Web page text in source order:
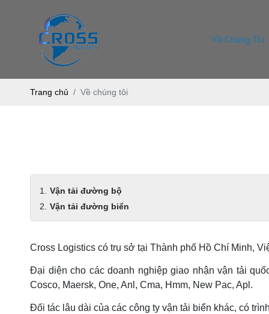
Về Chúng Tôi
Trang chủ Về chúng tôi
Vận tải đường bộ
Vận tải đường biển
Cross Logistics có trụ sở tại Thành phố Hồ Chí Minh,
Đại diện cho các doanh nghiệp giao nhận vận tải
Cosco, Maersk, One, Anl, Cma, Hmm, New Pac, Apl.
Đối tác lâu dài của các công ty vận tải biển khác, có